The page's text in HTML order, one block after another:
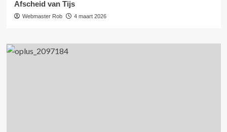
Afscheid van Tijs
Webmaster Rob 4 maart 2026